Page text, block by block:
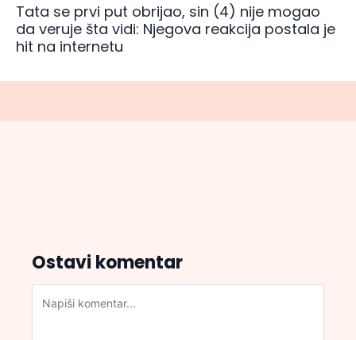
Tata se prvi put obrijao, sin (4) nije mogao
da veruje šta vidi: Njegova reakcija postala je
hit na internetu
Ostavi komentar